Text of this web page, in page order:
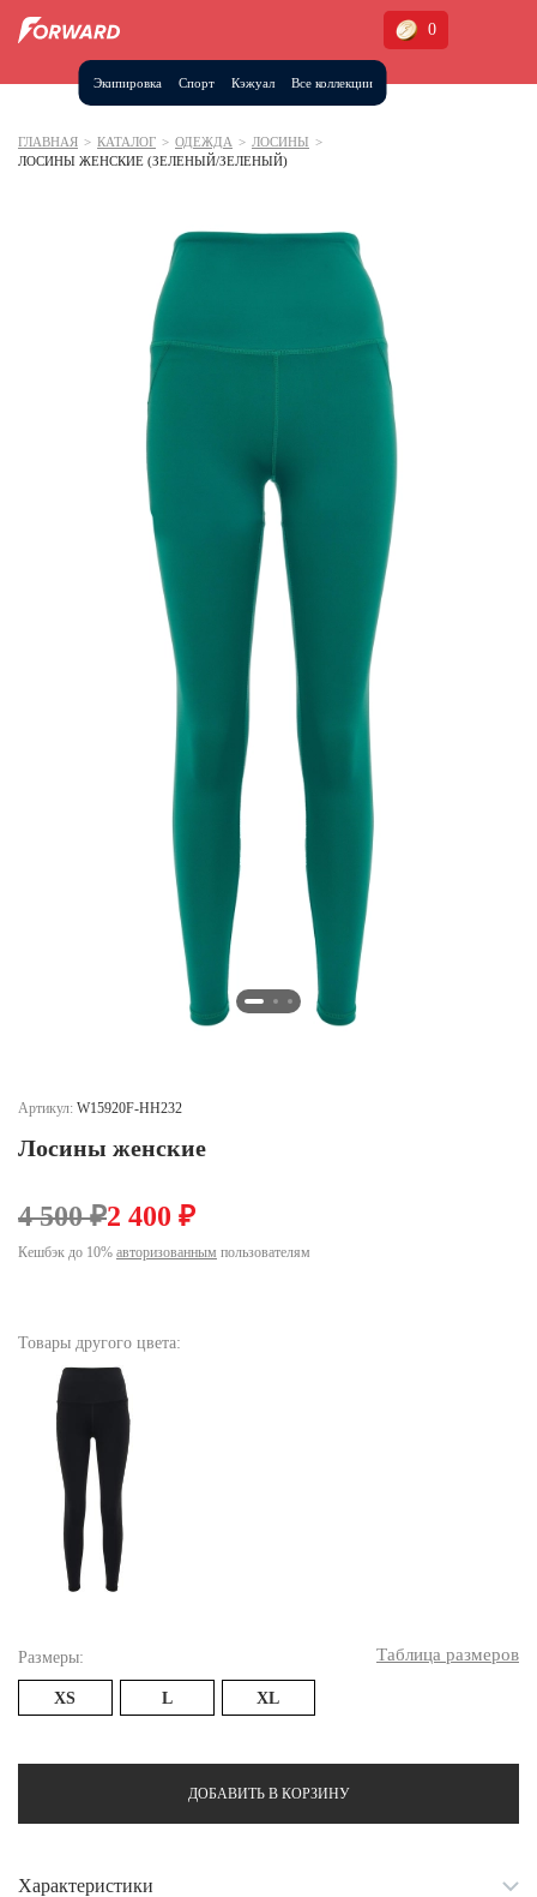
Экипировка Спорт Кэжуал Все коллекции
0
Москва и МО
Калининградская область (1)
Кемеровская область (2)
Краснодарский край (5)
Нижегородская область (1)
Новосибирская область (3)
Республика Башкортостан (3)
Санкт-Петербург и ЛО (3)
Свердловская область (5)
ГЛАВНАЯ > КАТАЛОГ > ОДЕЖДА > ЛОСИНЫ >
ЛОСИНЫ ЖЕНСКИЕ (ЗЕЛЕНЫЙ/ЗЕЛЕНЫЙ)
Артикул: W15920F-HH232
Лосины женские
4 500 ₽2 400 ₽
Кешбэк до 10% авторизованным пользователям
Товары другого цвета:
Размеры: Таблица размеров
XS L XL
ДОБАВИТЬ В КОРЗИНУ
Характеристики